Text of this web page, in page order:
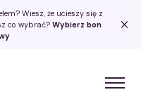
Wiesz, że ucieszy się z
co wybrać? Wybierz bon